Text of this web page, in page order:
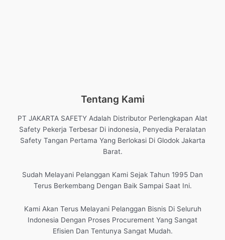
Tentang Kami
PT JAKARTA SAFETY Adalah Distributor Perlengkapan Alat
Safety Pekerja Terbesar Di indonesia, Penyedia Peralatan
Safety Tangan Pertama Yang Berlokasi Di Glodok Jakarta
Barat.
Sudah Melayani Pelanggan Kami Sejak Tahun 1995 Dan
Terus Berkembang Dengan Baik Sampai Saat Ini.
Kami Akan Terus Melayani Pelanggan Bisnis Di Seluruh
Indonesia Dengan Proses Procurement Yang Sangat
Efisien Dan Tentunya Sangat Mudah.